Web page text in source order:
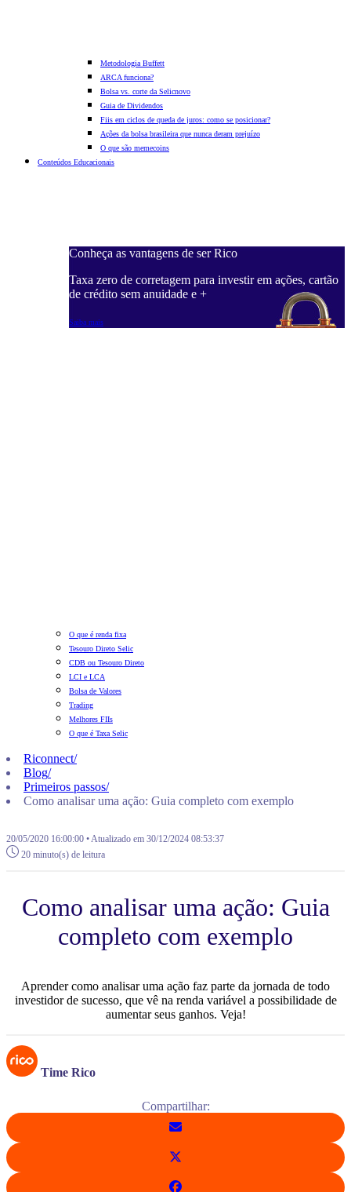
Metodologia Buffett
ARCA funciona?
Bolsa vs. corte da Selicnovo
Guia de Dividendos
Fiis em ciclos de queda de juros: como se posicionar?
Ações da bolsa brasileira que nunca deram prejuízo
O que são memecoins
Conteúdos Educacionais
Conheça as vantagens de ser Rico
Taxa zero de corretagem para investir em ações, cartão
de crédito sem anuidade e +
Saiba mais
O que é renda fixa
Tesouro Direto Selic
CDB ou Tesouro Direto
LCI e LCA
Bolsa de Valores
Trading
Melhores FIIs
O que é Taxa Selic
Riconnect/
Blog/
Primeiros passos/
Como analisar uma ação: Guia completo com exemplo
20/05/2020 16:00:00 • Atualizado em 30/12/2024 08:53:37
20 minuto(s) de leitura
Como analisar uma ação: Guia
completo com exemplo
Aprender como analisar uma ação faz parte da jornada de todo
investidor de sucesso, que vê na renda variável a possibilidade de
aumentar seus ganhos. Veja!
Time Rico
Compartilhar: